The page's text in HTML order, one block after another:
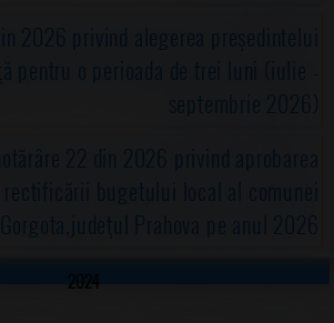
2026 privind alegerea preşedintelui
pentru o perioada de trei luni (iulie -
septembrie 2026)
22 din 2026 privind aprobarea
rectificării bugetului local al comunei
Gorgota,judeţul Prahova pe anul 2026
2024